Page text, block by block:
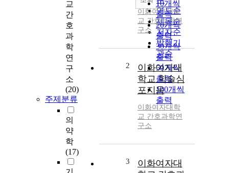
교
간
호
과
학
연
구
소
(20)
주제분류
의
약
학
(17)
연도순
제목순
저자순
발행기
관순
10개씩
출력
20개씩
출력
30개씩
출력
50개씩
출력
100개씩
출력
이화여자대학
교 간호과학연
구소
2
이화여자대
학교 학술심
포지움
이화여자대학
교 간호과학연
구소
3
이화여자대